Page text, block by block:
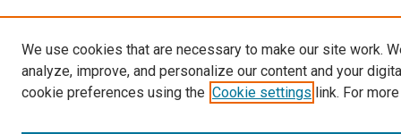
We use cookies that are necessary to make our site work.
analyze, improve, and personalize our content and your
cookie preferences using the Cookie settings link. For